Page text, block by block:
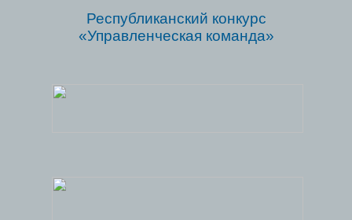
Республиканский конкурс
«Управленческая команда»